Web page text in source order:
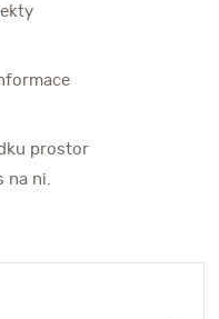
prostor
na ni.